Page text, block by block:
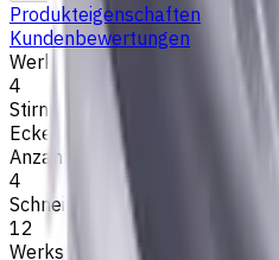
Produkteigenschaften
Kundenbewertungen
Werkzeugdurchmesser, mm
4
Stirngeometrie
Eckenradius
Anzahl der Schneiden
4
Schneidenlänge, mm
12
Werkstückmaterial